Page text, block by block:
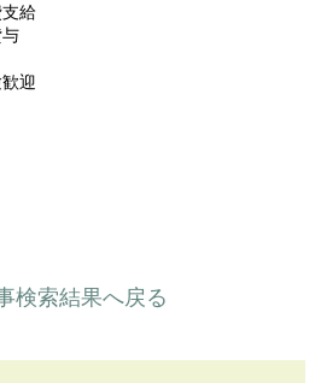
給
迎
検索結果へ戻る